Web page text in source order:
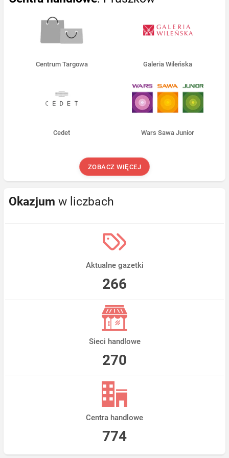
Centrum Targowa Galeria Wileńska
Cedet Wars Sawa Junior
ZOBACZ WIĘCEJ
Okazjum w liczbach
Aktualne gazetki
266
Sieci handlowe
270
Centra handlowe
774